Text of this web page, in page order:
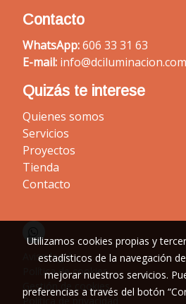
Contacto
WhatsApp:606 33 31 63
E-mail: info@dciluminacion.com
Quizás te interese
Quienes somos
Servicios
Proyectos
Tienda
Contacto
Aviso legal
Política de cookies
Gestión de cookies
Política de privacidad
Utilizamos cookies propias y
estadísticos de la navegación
mejorar nuestros servicios.
preferencias a través del botón